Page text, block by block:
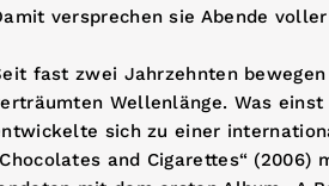
versprechen sie Abende
fast zwei Jahrzehnten
Wellenlänge. Was
sich zu einer
and Cigarettes“